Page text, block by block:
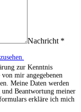
Nachricht *
zur Kenntnis
mir angegebenen
Meine Daten werden
und Beantwortung meiner
erkläre ich mich